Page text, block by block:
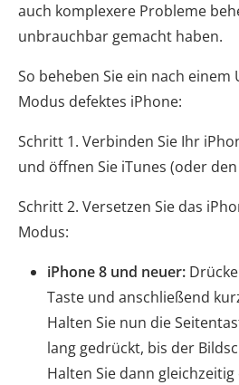
auch komplexere Probleme
unbrauchbar gemacht haben.
So beheben Sie ein nach einem
Modus defektes iPhone:
Schritt 1. Verbinden Sie Ihr
und öffnen Sie iTunes (oder
Schritt 2. Versetzen Sie das
Modus:
iPhone 8 und neuer:
Taste und anschließend
Halten Sie nun die
lang gedrückt, bis der
Halten Sie dann